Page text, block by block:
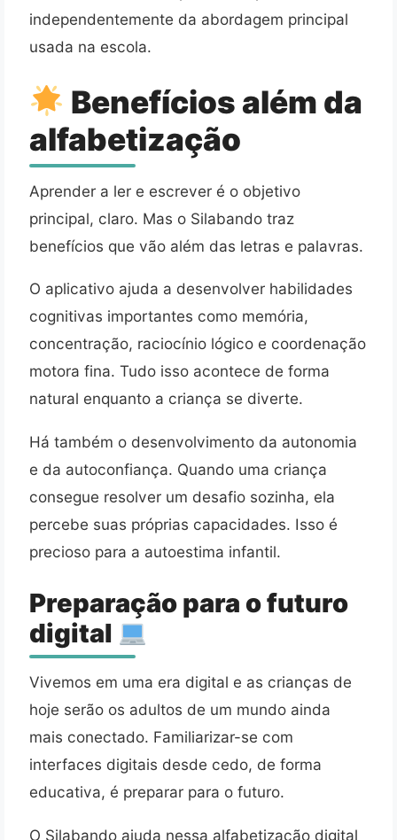
independentemente da abordagem principal
usada na escola.
Benefícios além da
alfabetização
Aprender a ler e escrever é o objetivo
principal, claro. Mas o Silabando traz
benefícios que vão além das letras e palavras.
O aplicativo ajuda a desenvolver habilidades
cognitivas importantes como memória,
concentração, raciocínio lógico e coordenação
motora fina. Tudo isso acontece de forma
natural enquanto a criança se diverte.
Há também o desenvolvimento da autonomia
e da autoconfiança. Quando uma criança
consegue resolver um desafio sozinha, ela
percebe suas próprias capacidades. Isso é
precioso para a autoestima infantil.
Preparação para o futuro
digital
Vivemos em uma era digital e as crianças de
hoje serão os adultos de um mundo ainda
mais conectado. Familiarizar-se com
interfaces digitais desde cedo, de forma
educativa, é preparar para o futuro.
O Silabando ajuda nessa alfabetização digital